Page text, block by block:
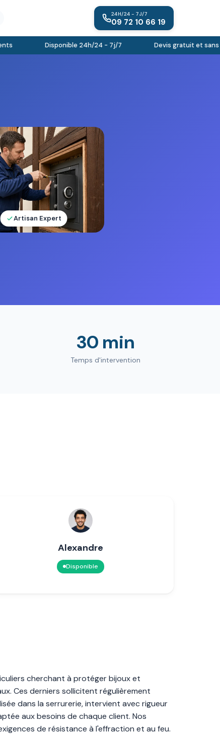
24H/24 - 7J/7
09 72 10 66 19
Disponible 24h/24 - 7j/7 Devis gratuit et sans
Artisan Expert
30 min
Temps d'intervention
Alexandre
Disponible
cherchant à protéger bijoux et
Ces derniers sollicitent régulièrement
dans la serrurerie, intervient avec rigueur
aux besoins de chaque client. Nos
de résistance à l'effraction et au feu.